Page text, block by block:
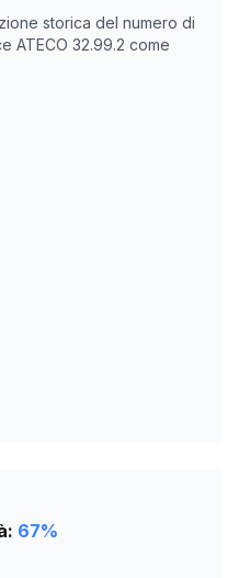
storica del numero di
ATECO 32.99.2 come
441
67%